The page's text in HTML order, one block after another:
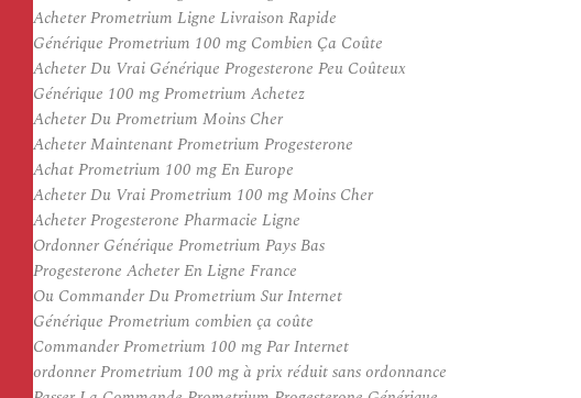
Acheter Prometrium Ligne Livraison Rapide
Générique Prometrium 100 mg Combien Ça Coûte
Acheter Du Vrai Générique Progesterone Peu Coûteux
Générique 100 mg Prometrium Achetez
Acheter Du Prometrium Moins Cher
Acheter Maintenant Prometrium Progesterone
Achat Prometrium 100 mg En Europe
Acheter Du Vrai Prometrium 100 mg Moins Cher
Acheter Progesterone Pharmacie Ligne
Ordonner Générique Prometrium Pays Bas
Progesterone Acheter En Ligne France
Ou Commander Du Prometrium Sur Internet
Générique Prometrium combien ça coûte
Commander Prometrium 100 mg Par Internet
ordonner Prometrium 100 mg à prix réduit sans ordonnance